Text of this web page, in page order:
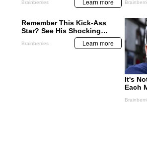
Instagram
Mariah Carey no
ayudar a su
MIS TEMAS PREFERIDOS